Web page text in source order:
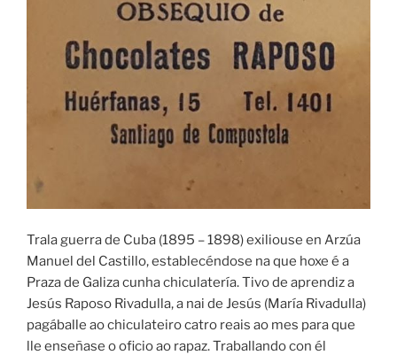
Trala guerra de Cuba (1895 – 1898) exiliouse en Arzúa
Manuel del Castillo, establecéndose na que hoxe é a
Praza de Galiza cunha chiculatería. Tivo de aprendiz a
Jesús Raposo Rivadulla, a nai de Jesús (María Rivadulla)
pagáballe ao chiculateiro catro reais ao mes para que
lle enseñase o oficio ao rapaz. Traballando con él